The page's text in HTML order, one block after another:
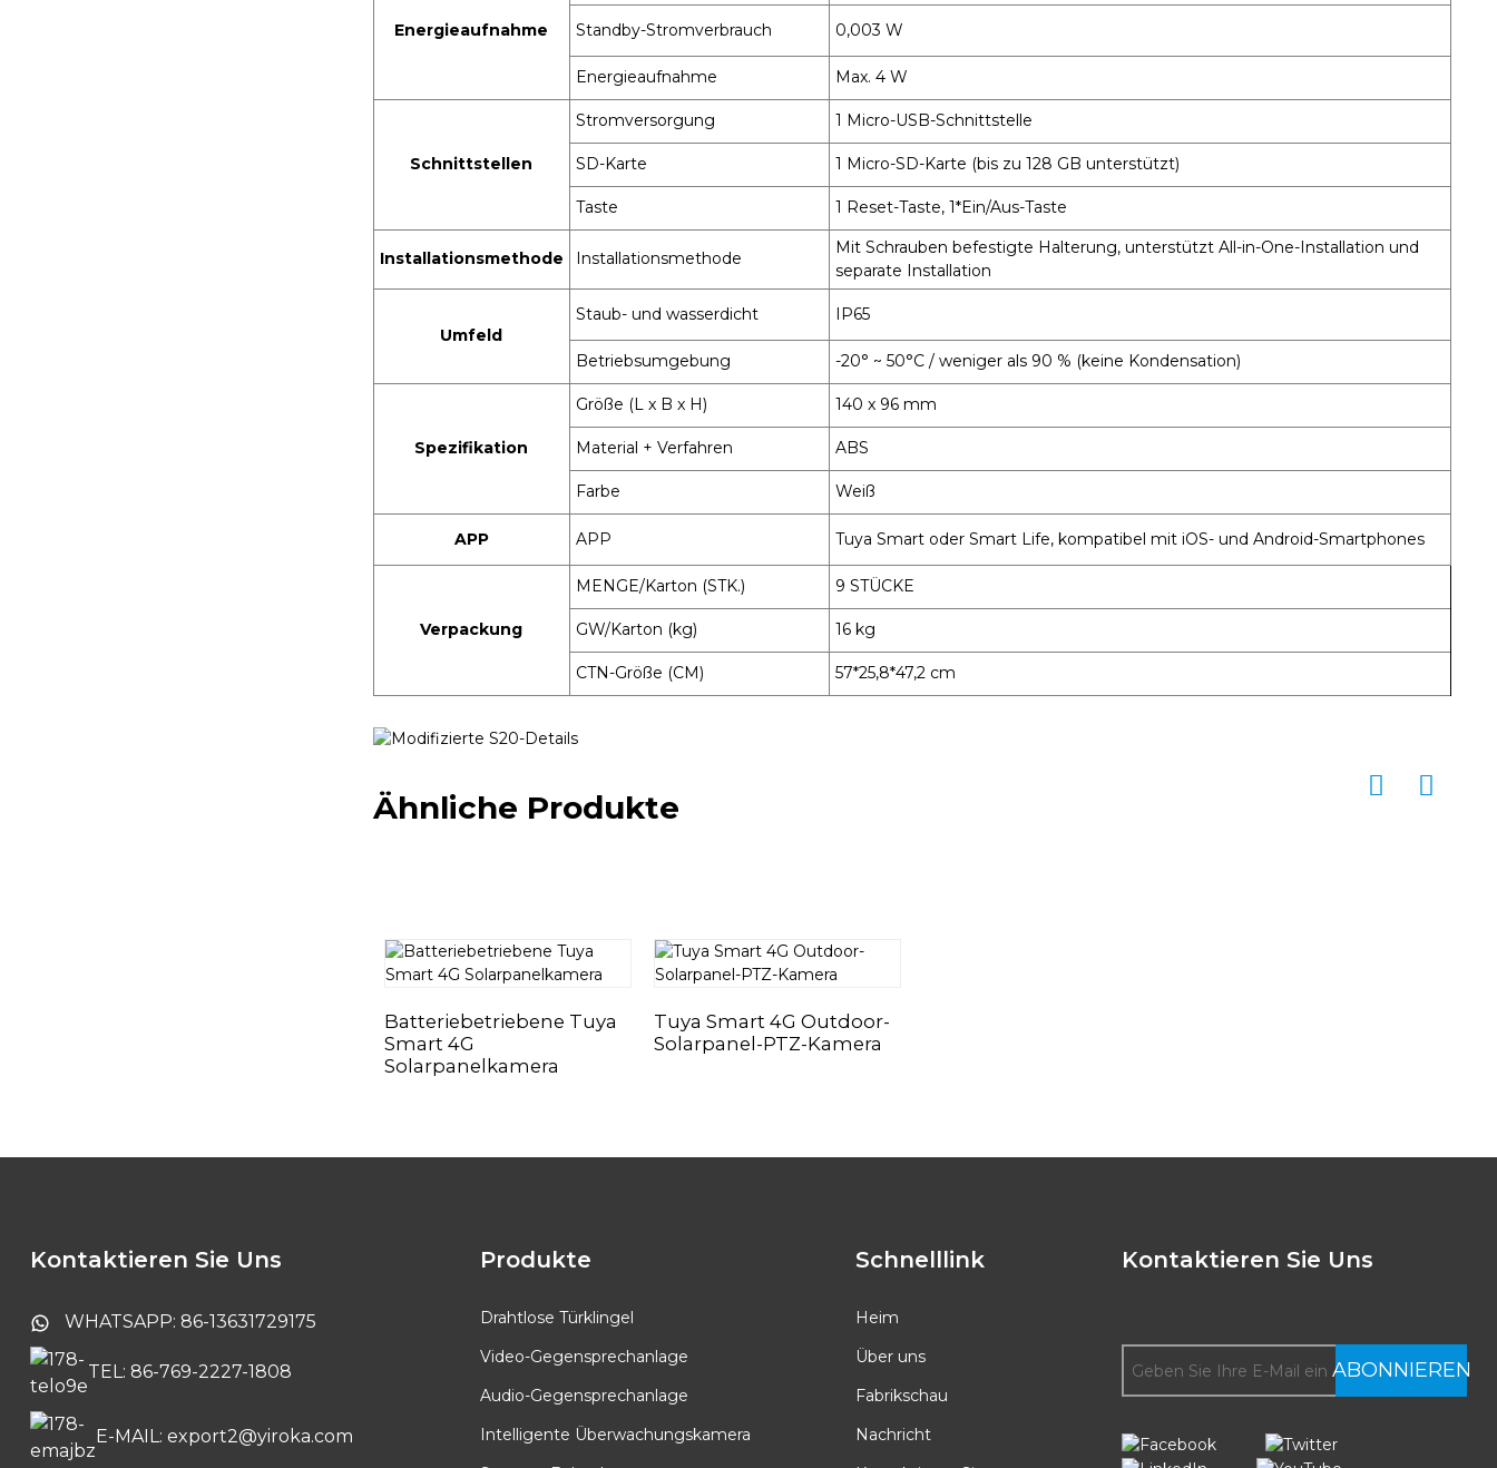
Energieaufnahme Standby-Stromverbrauch 0,003 W
Energieaufnahme Max. 4 W
Schnittstellen
Stromversorgung 1 Micro-USB-Schnittstelle
SD-Karte 1 Micro-SD-Karte (bis zu 128 GB unterstützt)
Taste 1 Reset-Taste, 1*Ein/Aus-Taste
Installationsmethode Installationsmethode
Mit Schrauben befestigte Halterung, unterstützt All-in-One-Installation und
separate Installation
Umfeld
Staub- und wasserdicht IP65
Betriebsumgebung -20° ~ 50°C / weniger als 90 % (keine Kondensation)
Spezifikation
Größe (L x B x H) 140 x 96 mm
Material + Verfahren ABS
Farbe Weiß
APP APP Tuya Smart oder Smart Life, kompatibel mit iOS- und Android-Smartphones
Verpackung
MENGE/Karton (STK.) 9 STÜCKE
GW/Karton (kg) 16 kg
CTN-Größe (CM) 57*25,8*47,2 cm
Ähnliche Produkte
Batteriebetriebene Tuya
Smart 4G
Solarpanelkamera
Tuya Smart 4G Outdoor-
Solarpanel-PTZ-Kamera
Kontaktieren Sie Uns
WHATSAPP: 86-13631729175
TEL: 86-769-2227-1808
E-MAIL: export2@yiroka.com
Produkte
Drahtlose Türklingel
Video-Gegensprechanlage
Audio-Gegensprechanlage
Intelligente Überwachungskamera
Schnelllink
Heim
Über uns
Fabrikschau
Nachricht
Kontaktieren Sie Uns
ABONNIEREN